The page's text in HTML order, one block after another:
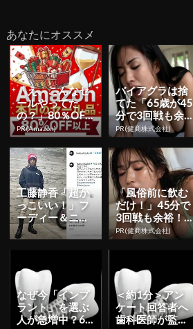
あなたにオススメ
「え、こんなセ
ールやってた
の？」80％OFF
以上が続々登
場！Amazonの本
気が...
PR(Amazon)
バイアグラは捨
てた「65歳が45
分で3回戦も余
裕」980円で朝
まで絶好調！
PR(健商株式会社)
工藤静香「超か
っこいい！」フ
ーディー＆ニッ
ト帽でストリー
トテイストな私
「風俗前に飲む
だけ！」45分で
3回戦も余裕！9
80円で朝まで絶
好調
PR(健商株式会社)
なぜ今「インプ
ラント」を選ぶ
人が急増中？65
＜約1分＞アン
ケート回答者へ
歯科医師が監修